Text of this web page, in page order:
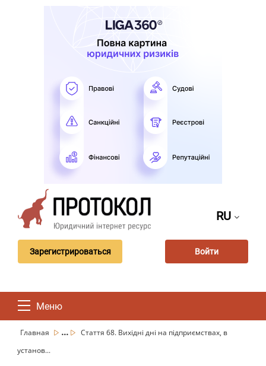
RU
Зарегистрироваться Войти
Меню
Главная ...
Стаття 68. Вихідні дні на підприємствах, в
установ...